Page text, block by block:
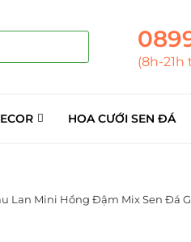
(8h-21h
HOA CƯỚI SEN ĐÁ
Lan Mini Hồng Đậm Mix Sen Đá